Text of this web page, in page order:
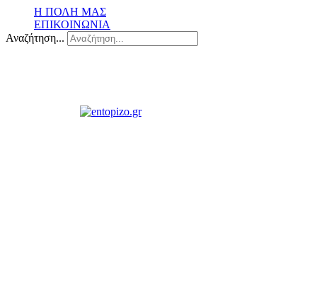
Η ΠΟΛΗ ΜΑΣ
ΕΠΙΚΟΙΝΩΝΙΑ
Αναζήτηση...